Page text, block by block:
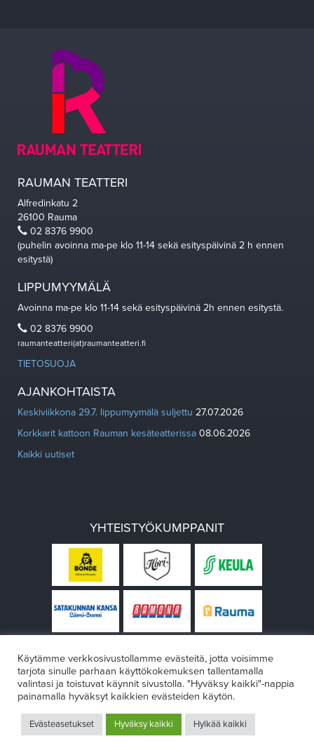
RAUMAN TEATTERI
Alfredinkatu 2
26100 Rauma
02 8376 9900
(puhelin avoinna ma-pe klo 11-14 sekä esityspäivinä 2 h ennen
esitystä)
LIPPUMYYMÄLÄ
Avoinna ma-pe klo 11-14 sekä esityspäivinä 2h ennen esitystä.
02 8376 9900
raumanteatteri(at)raumanteatteri.fi
TIETOSUOJA
AJANKOHTAISTA
Keskiviikkona 29.7. lippumyymälä suljettu 27.07.2026
Korkkarit kattoon Rauman kesäteatterissa 08.06.2026
Kaikki uutiset
YHTEISTYÖKUMPPANIT
Design:VÄRIKÄS
Käytämme verkkosivustollamme evästeitä, jotta voisimme
tarjota sinulle parhaan käyttökokemuksen tallentamalla
valintasi ja toistuvat käynnit sivustolla. "Hyväksy kaikki"-nappia
painamalla hyväksyt kaikkien evästeiden käytön.
Evästeasetukset Hyväksy kaikki Hylkää kaikki